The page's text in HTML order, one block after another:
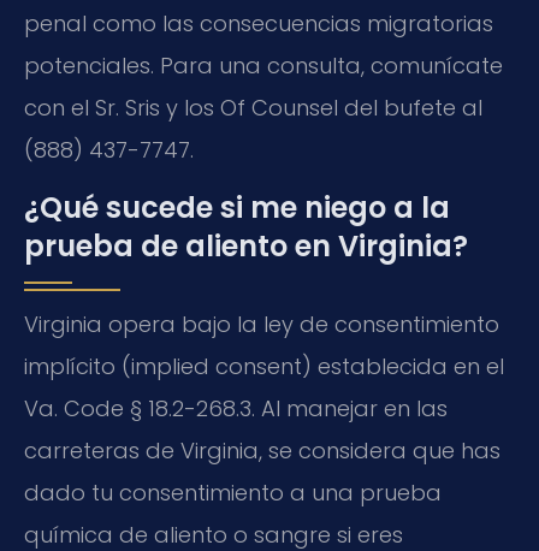
penal como las consecuencias migratorias
potenciales. Para una consulta, comunícate
con el Sr. Sris y los Of Counsel del bufete al
(888) 437-7747.
¿Qué sucede si me niego a la
prueba de aliento en Virginia?
Virginia opera bajo la ley de consentimiento
implícito (implied consent) establecida en el
Va. Code § 18.2-268.3. Al manejar en las
carreteras de Virginia, se considera que has
dado tu consentimiento a una prueba
química de aliento o sangre si eres